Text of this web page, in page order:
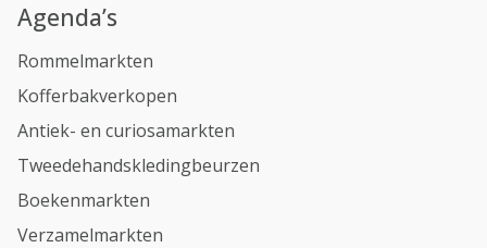
Agenda’s
Rommelmarkten
Kofferbakverkopen
Antiek- en curiosamarkten
Tweedehandskledingbeurzen
Boekenmarkten
Verzamelmarkten